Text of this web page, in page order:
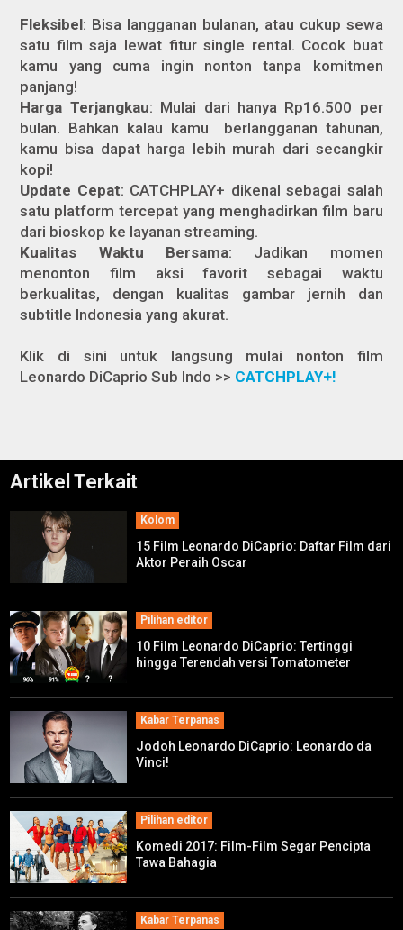
Fleksibel: Bisa langganan bulanan, atau cukup sewa
satu film saja lewat fitur single rental. Cocok buat
kamu yang cuma ingin nonton tanpa komitmen
panjang!
Harga Terjangkau: Mulai dari hanya Rp16.500 per
bulan. Bahkan kalau kamu berlangganan tahunan,
kamu bisa dapat harga lebih murah dari secangkir
kopi!
Update Cepat: CATCHPLAY+ dikenal sebagai salah
satu platform tercepat yang menghadirkan film baru
dari bioskop ke layanan streaming.
Kualitas Waktu Bersama: Jadikan momen
menonton film aksi favorit sebagai waktu
berkualitas, dengan kualitas gambar jernih dan
subtitle Indonesia yang akurat.
Klik di sini untuk langsung mulai nonton film
Leonardo DiCaprio Sub Indo >> CATCHPLAY+!
Artikel Terkait
Kolom
15 Film Leonardo DiCaprio: Daftar Film dari
Aktor Peraih Oscar
Pilihan editor
10 Film Leonardo DiCaprio: Tertinggi
hingga Terendah versi Tomatometer
Kabar Terpanas
Jodoh Leonardo DiCaprio: Leonardo da
Vinci!
Pilihan editor
Komedi 2017: Film-Film Segar Pencipta
Tawa Bahagia
Kabar Terpanas